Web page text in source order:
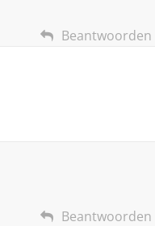
Beantwoorden
Beantwoorden